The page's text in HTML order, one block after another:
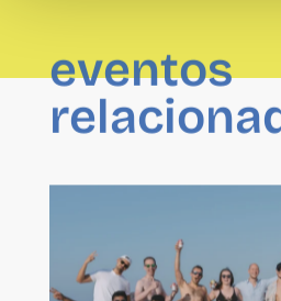
eventos